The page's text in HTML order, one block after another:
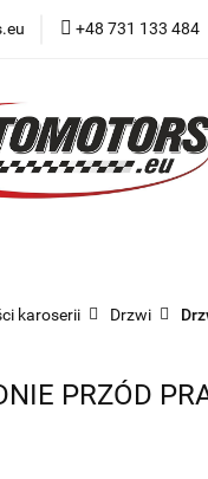
+48 731 133 484
Części
Car audio
karoserii Drzwi
PRZÓD